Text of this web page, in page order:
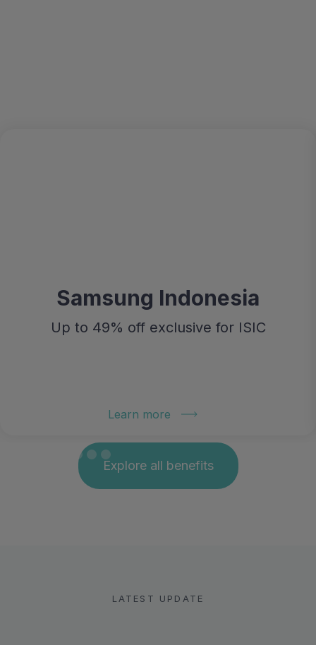
Samsung Indonesia
Up to 49% off exclusive for ISIC
Learn more
Explore all benefits
LATEST UPDATE